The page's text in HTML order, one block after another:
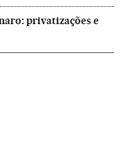
privatizações e